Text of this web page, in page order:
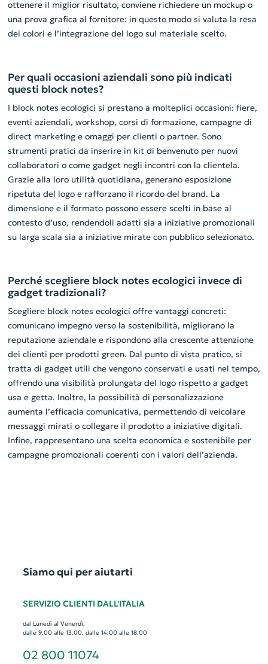
ottenere il miglior risultato, conviene richiedere un mockup o
una prova grafica al fornitore: in questo modo si valuta la resa
dei colori e l’integrazione del logo sul materiale scelto.
Per quali occasioni aziendali sono più indicati
questi block notes?
I block notes ecologici si prestano a molteplici occasioni: fiere,
eventi aziendali, workshop, corsi di formazione, campagne di
direct marketing e omaggi per clienti o partner. Sono
strumenti pratici da inserire in kit di benvenuto per nuovi
collaboratori o come gadget negli incontri con la clientela.
Grazie alla loro utilità quotidiana, generano esposizione
ripetuta del logo e rafforzano il ricordo del brand. La
dimensione e il formato possono essere scelti in base al
contesto d’uso, rendendoli adatti sia a iniziative promozionali
su larga scala sia a iniziative mirate con pubblico selezionato.
Perché scegliere block notes ecologici invece di
gadget tradizionali?
Scegliere block notes ecologici offre vantaggi concreti:
comunicano impegno verso la sostenibilità, migliorano la
reputazione aziendale e rispondono alla crescente attenzione
dei clienti per prodotti green. Dal punto di vista pratico, si
tratta di gadget utili che vengono conservati e usati nel tempo,
offrendo una visibilità prolungata del logo rispetto a gadget
usa e getta. Inoltre, la possibilità di personalizzazione
aumenta l’efficacia comunicativa, permettendo di veicolare
messaggi mirati o collegare il prodotto a iniziative digitali.
Infine, rappresentano una scelta economica e sostenibile per
campagne promozionali coerenti con i valori dell’azienda.
Siamo qui per aiutarti
SERVIZIO CLIENTI DALL'ITALIA
dal Lunedì al Venerdì,
dalle 9.00 alle 13.00, dalle 14.00 alle 18.00
02 800 11074